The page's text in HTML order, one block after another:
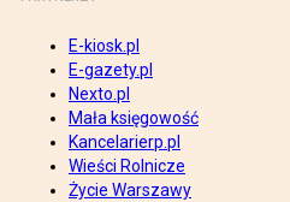
E-kiosk.pl
E-gazety.pl
Nexto.pl
Mała księgowość
Kancelarierp.pl
Wieści Rolnicze
Życie Warszawy